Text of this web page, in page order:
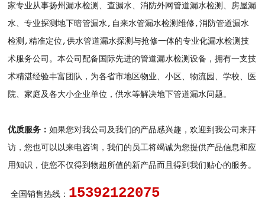
家专业从事扬州漏水检测、查漏水、消防外网管道漏水检测、房屋漏
水、专业探测地下暗管漏水,自来水管漏水检测维修,消防管道漏水
检测,精准定位,供水管道漏水探测与抢修一体的专业化漏水检测技
术服务公司。本公司配备国际先进的管道漏水检测设备，拥有一支技
术精湛经验丰富团队，为各省市地区物业、小区、物流园、学校、医
院、家庭及各大小企业单位，供水等解决地下管道漏水问题。
优质服务：如果您对我公司及我们的产品感兴趣，欢迎到我公司来拜
访，您也可以以来电咨询，我们的员工将竭诚为您提供产品信息和应
用知识，使您不仅得到物超所值的新产品而且得到我们贴心的服务。
全国销售热线： 15392122075